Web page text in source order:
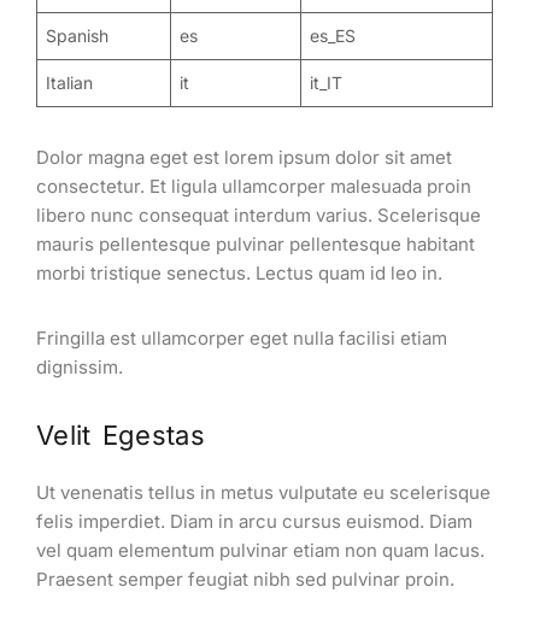
Spanish es es_ES
Italian it it_IT
Dolor magna eget est lorem ipsum dolor sit amet
consectetur. Et ligula ullamcorper malesuada proin
libero nunc consequat interdum varius. Scelerisque
mauris pellentesque pulvinar pellentesque habitant
morbi tristique senectus. Lectus quam id leo in.
Fringilla est ullamcorper eget nulla facilisi etiam
dignissim.
Velit Egestas
Ut venenatis tellus in metus vulputate eu scelerisque
felis imperdiet. Diam in arcu cursus euismod. Diam
vel quam elementum pulvinar etiam non quam lacus.
Praesent semper feugiat nibh sed pulvinar proin.